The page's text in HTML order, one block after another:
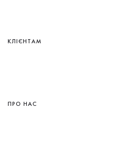
КЛІЄНТАМ
ПРО НАС